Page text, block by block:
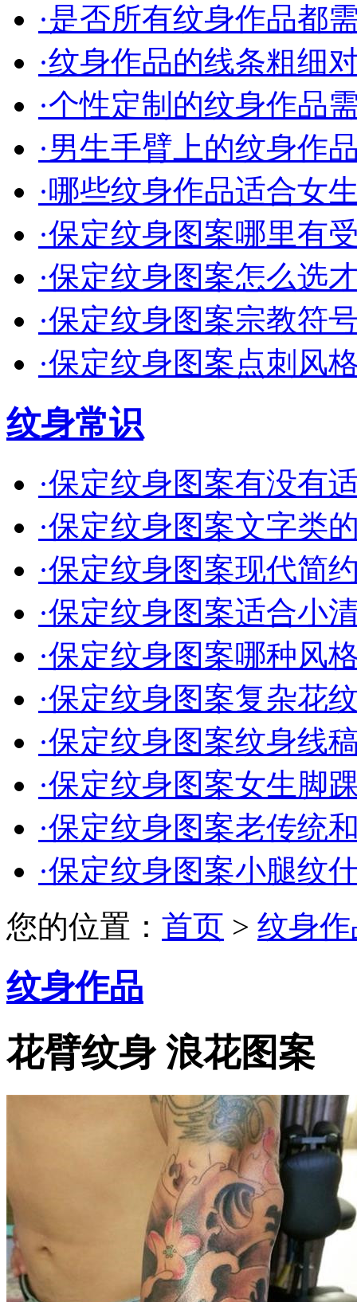
·是否所有纹身作品都
·纹身作品的线条粗细
·个性定制的纹身作品
·男生手臂上的纹身作
·哪些纹身作品适合女
·保定纹身图案哪里有
·保定纹身图案怎么选
·保定纹身图案宗教符
·保定纹身图案点刺风
纹身常识
·保定纹身图案有没有
·保定纹身图案文字类
·保定纹身图案现代简
·保定纹身图案适合小
·保定纹身图案哪种风
·保定纹身图案复杂花
·保定纹身图案纹身线
·保定纹身图案女生脚
·保定纹身图案老传统
·保定纹身图案小腿纹
您的位置： 首页 > 纹身
纹身作品
花臂纹身 浪花图案